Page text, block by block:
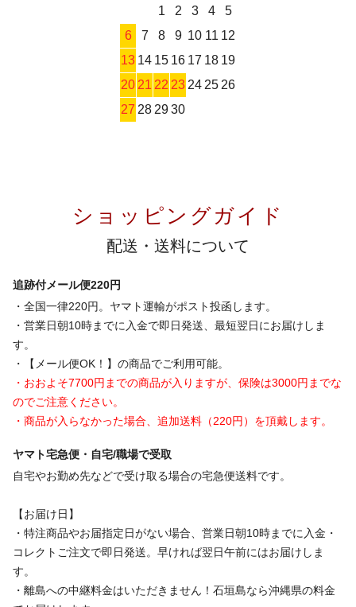
1
2 3 4
5
6
7 8 9 10 11 12
13 14 15 16 17 18 19
2021 22 23242526
27 282930
ショッピングガイド
配送・送料について
追跡付メール便220円
・全国一律220円。ヤマト運輸がポスト投函します。
・営業日朝10時までに入金で即日発送、最短翌日にお届けしま
す。
・【メール便OK！】の商品でご利用可能。
・おおよそ7700円までの商品が入りますが、保険は3000円までな
のでご注意ください。
・商品が入らなかった場合、追加送料（220円）を頂戴します。
ヤマト宅急便・自宅/職場で受取
自宅やお勤め先などで受け取る場合の宅急便送料です。
【お届け日】
・特注商品やお届指定日がない場合、営業日朝10時までに入金・
コレクトご注文で即日発送。早ければ翌日午前にはお届けしま
す。
・離島への中継料金はいただきません！石垣島なら沖縄県の料金